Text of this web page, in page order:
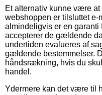
Et alternativ kunne være
webshoppen er tilsluttet
almindeligvis er en garanti
accepterer de gældende
undertiden evalueres af
gældende bestemmelser.
håndsrækning, hvis du
handel.
Ydermere kan det være til